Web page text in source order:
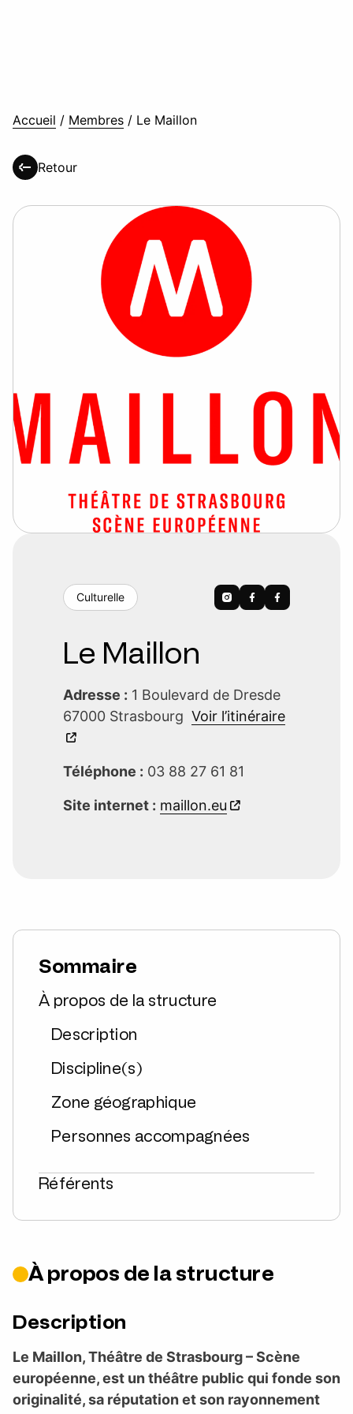
Accueil / Membres / Le Maillon
Retour
Culturelle
Le Maillon
Adresse : 1 Boulevard de Dresde
67000 Strasbourg Voir l’itinéraire
Téléphone : 03 88 27 61 81
Site internet : maillon.eu
Sommaire
À propos de la structure
Description
Discipline(s)
Zone géographique
Personnes accompagnées
Référents
À propos de la structure
Description
Le Maillon, Théâtre de Strasbourg – Scène
européenne, est un théâtre public qui fonde son
originalité, sa réputation et son rayonnement